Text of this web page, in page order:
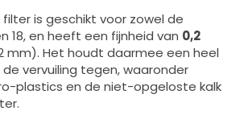
is geschikt voor zowel de
18, en heeft een fijnheid van 0,2
mm). Het houdt daarmee een heel
vervuiling tegen, waaronder
plastics en de niet-opgeloste kalk